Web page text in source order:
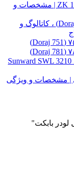
مینی لودر زرین کوپال ZK 1050 | مشخصات و
مینی لودر دراج ۷۶۱ (Doraj 761) ، کاتالوگ و
| مشخصات و ویژگی
بابکت"